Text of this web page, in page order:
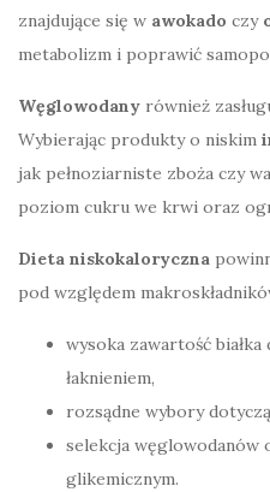
znajdujące się w awokado czy
metabolizm i poprawić
Węglowodany również
Wybierając produkty o niskim
jak pełnoziarniste zboża czy
poziom cukru we krwi oraz
Dieta niskokaloryczna
pod względem
wysoka zawartość
łaknieniem,
rozsądne wybory
selekcja węglowodanów
glikemicznym.